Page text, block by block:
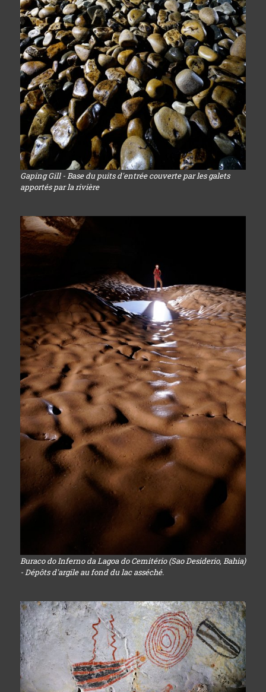
Gaping Gill - Base du puits d'entrée couverte par les galets
apportés par la rivière
Buraco do Inferno da Lagoa do Cemitério (Sao Desiderio, Bahia)
- Dépôts d'argile au fond du lac asséché.